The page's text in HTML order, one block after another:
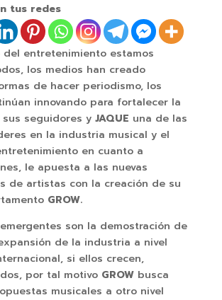
tus redes
del entretenimiento estamos
los medios han creado
de hacer periodismo, los
innovando para fortalecer la
seguidores y JAQUE una de las
en la industria musical y el
en cuanto a
le apuesta a las nuevas
de artistas con la creación de su
GROW.
son la demostración de
de la industria a nivel
si ellos crecen,
por tal motivo GROW busca
musicales a otro nivel